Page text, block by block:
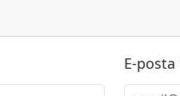
E-posta